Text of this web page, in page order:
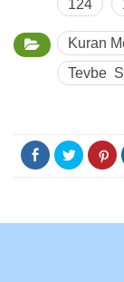
124
Kuran
Tevbe